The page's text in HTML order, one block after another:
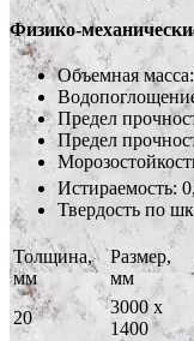
Физико-
Объемная
Предел
Предел
Истираемость:
Твердость по
Толщина,
мм
Размер,
мм
20
3000 х
1400